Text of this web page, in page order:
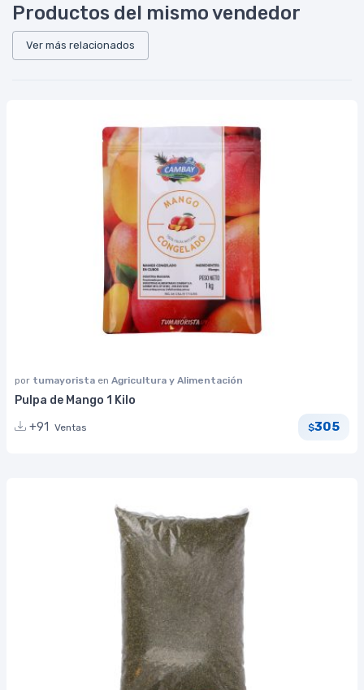
Productos del mismo vendedor
Ver más relacionados
por tumayorista en Agricultura y Alimentación
Pulpa de Mango 1 Kilo
+91
Ventas $305